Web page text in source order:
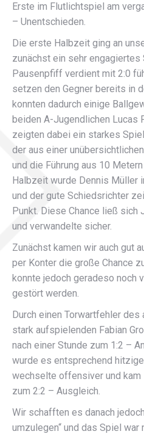
Erste im Flutlichtspiel am
– Unentschieden.
Die erste Halbzeit ging an
zunächst ein sehr
Pausenpfiff verdient mit 2:0
setzen den Gegner bereits in
konnten dadurch einige
beiden A-Jugendlichen Lucas
zeigten dabei ein starkes
der aus einer
und die Führung aus 10
Halbzeit wurde Dennis Müller
und der gute Schiedsrichter
Punkt. Diese Chance ließ sich
und verwandelte sicher.
Zunächst kamen wir auch gut
per Konter die große Chance
konnte jedoch geradeso noch
gestört werden.
Durch einen Torwartfehler
stark aufspielenden Fabian
nach einer Stunde zum 1:2 –
wurde es entsprechend
wechselte offensiver und kam
zum 2:2 – Ausgleich.
Wir schafften es danach
umzulegen“ und das Spiel